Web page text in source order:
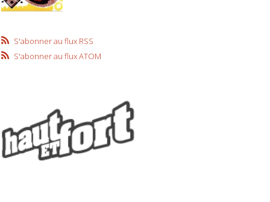
S'abonner au flux RSS
S'abonner au flux ATOM